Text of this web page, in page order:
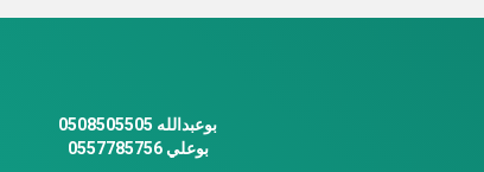
بوعبدالله 0508505505
بوعلي 0557785756